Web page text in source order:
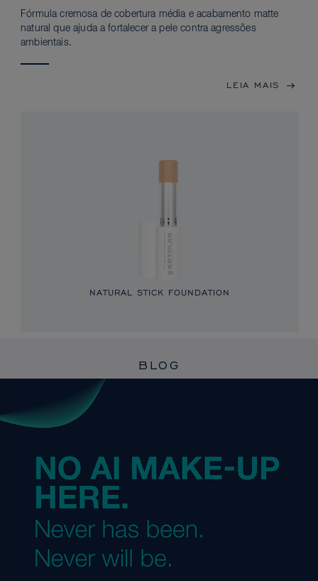
Fórmula cremosa de cobertura média e acabamento matte
natural que ajuda a fortalecer a pele contra agressões
ambientais.
LEIA MAIS
NATURAL STICK FOUNDATION
BLOG